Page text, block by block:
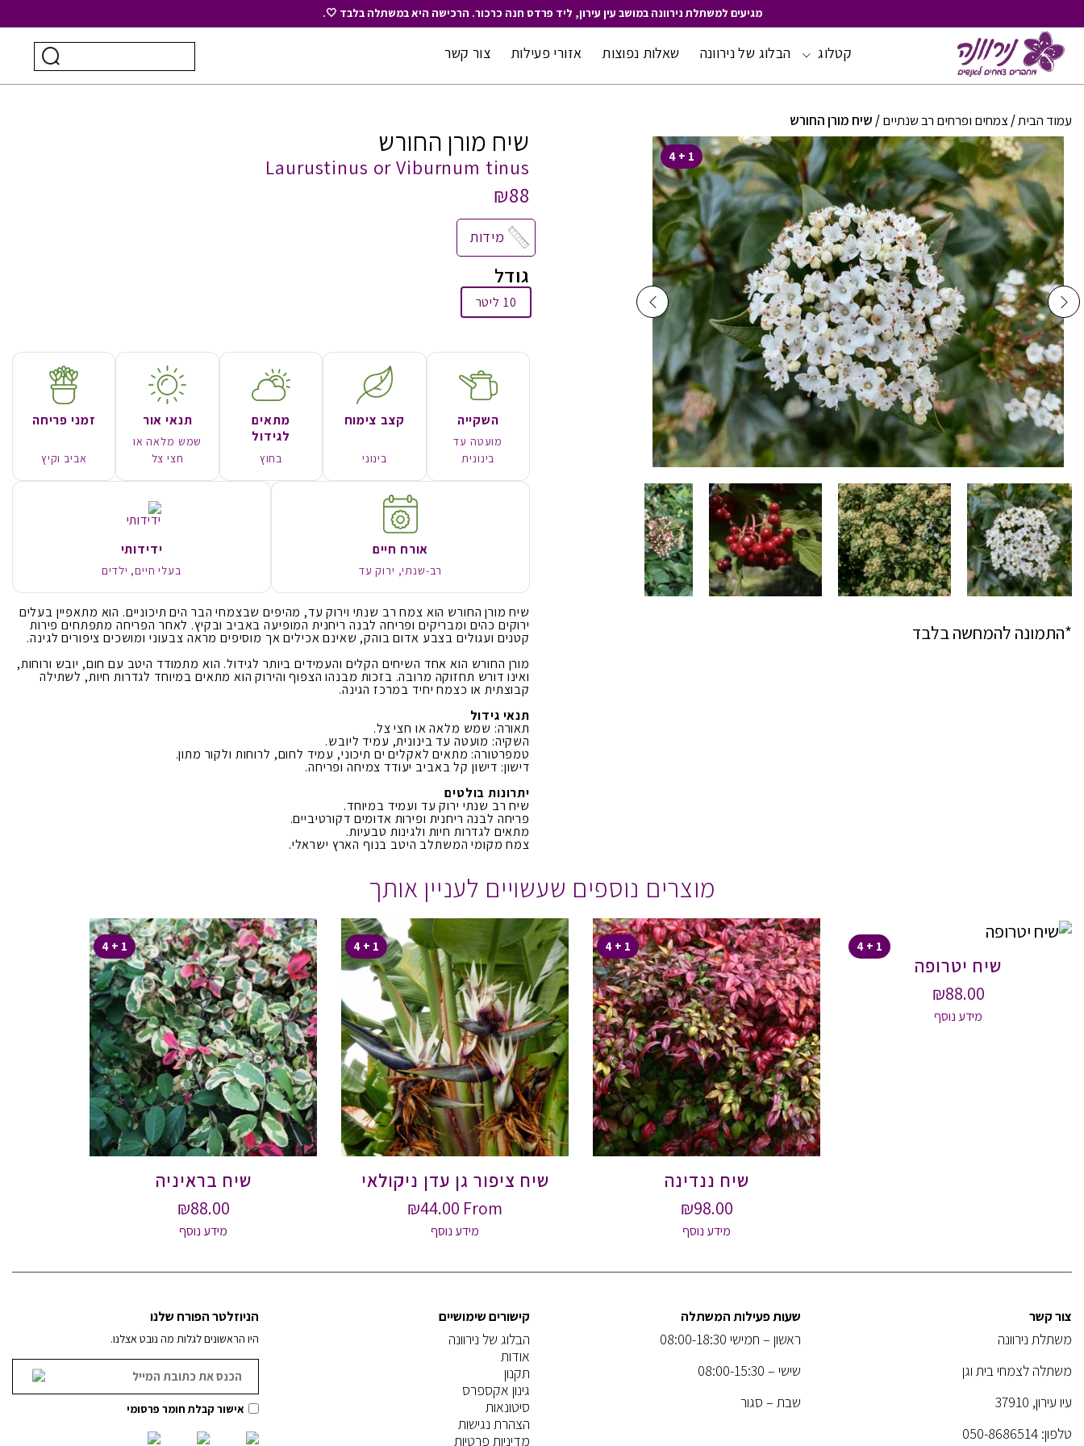
Content
מגיעים למשתלת נירוונה במושב עין עירון, ליד פרדס חנה כרכור. הרכישה היא במשתלה בלבד 🤍.
קטלוג הבלוג של נירוונה שאלות נפוצות אזורי פעילות צור קשר
חיפוש
עמוד הבית/ צמחים ופרחים רב שנתיים/ שיח מורן החורש
1 + 4
*התמונה להמחשה בלבד
שיח מורן החורש
Laurustinus or Viburnum tinus
₪88
השקייה
מועטה עד
בינונית
קצב צימוח
בינוני
מתאים
לגידול
בחוץ
תנאי אור
שמש מלאה או
חצי צל
זמני פריחה
אביב וקיץ
אורח חיים
רב-שנתי, ירוק עד
ידידותי
בעלי חיים, ילדים
שיח מורן החורש הוא צמח רב שנתי וירוק עד, מהיפים שבצמחי הבר הים תיכוניים. הוא מתאפיין בעלים
ירוקים כהים ומבריקים ופריחה לבנה ריחנית המופיעה באביב ובקיץ. לאחר הפריחה מתפתחים פירות
קטנים ועגולים בצבע אדום בוהק, שאינם אכילים אך מוסיפים מראה צבעוני ומושכים ציפורים לגינה.
מורן החורש הוא אחד השיחים הקלים והעמידים ביותר לגידול. הוא מתמודד היטב עם חום, יובש ורוחות,
ואינו דורש תחזוקה מרובה. בזכות מבנהו הצפוף והירוק הוא מתאים במיוחד לגדרות חיות, לשתילה
קבוצתית או כצמח יחיד במרכז הגינה.
תנאי גידול
תאורה: שמש מלאה או חצי צל.
השקיה: מועטה עד בינונית, עמיד ליובש.
טמפרטורה: מתאים לאקלים ים תיכוני, עמיד לחום, לרוחות ולקור מתון.
דישון: דישון קל באביב יעודד צמיחה ופריחה.
יתרונות בולטים
שיח רב שנתי ירוק עד ועמיד במיוחד.
פריחה לבנה ריחנית ופירות אדומים דקורטיביים.
מתאים לגדרות חיות ולגינות טבעיות.
צמח מקומי המשתלב היטב בנוף הארץ ישראלי.
גודל
10 ליטר
מידות
מוצרים נוספים שעשויים לעניין אותך
1 + 4
שיח יטרופה
₪88.00
מידע נוסף
1 + 4
שיח ננדינה
₪98.00
מידע נוסף
1 + 4
שיח ציפור גן עדן ניקולאי
From
₪44.00
מידע נוסף
1 + 4
שיח בראיניה
₪88.00
מידע נוסף
צור קשר
משתלת נירוונה
משתלה לצמחי בית וגן
עיו עירון, 37910
טלפון: 050-8686514
שעות פעילות המשתלה
ראשון – חמישי 08:00-18:30
שישי – 08:00-15:30
שבת – סגור
קישורים שימושיים
הבלוג של נירוונה
אודות
תקנון
גינון אקספרס
סיטונאות
הצהרת נגישות
מדיניות פרטיות
הניוזלטר הפורח שלנו
היו הראשונים לגלות מה נובט אצלנו.
אישור קבלת חומר פרסומי